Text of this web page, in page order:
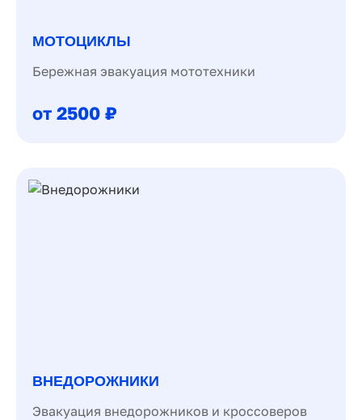
МОТОЦИКЛЫ
Бережная эвакуация мототехники
от 2500 ₽
ВНЕДОРОЖНИКИ
Эвакуация внедорожников и кроссоверов